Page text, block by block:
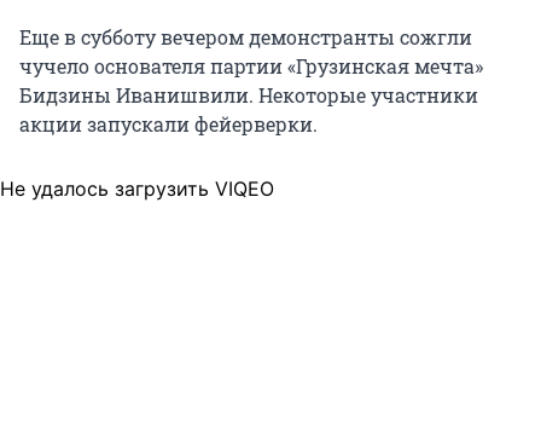
Еще в субботу вечером демонстранты сожгли
чучело основателя партии «Грузинская мечта»
Бидзины Иванишвили. Некоторые участники
акции запускали фейерверки.
Не удалось загрузить VIQEO